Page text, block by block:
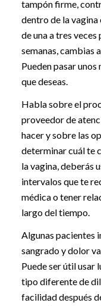
tampón firme,
dentro de la
de una a tres veces
semanas, cambias
Pueden pasar
que deseas.
Habla sobre el
proveedor de
hacer y sobre las
determinar cuál te
la vagina, deberás
intervalos que te
médica o tener
largo del tiempo.
Algunas pacientes
sangrado y dolor
Puede ser útil
tipo diferente de
facilidad después